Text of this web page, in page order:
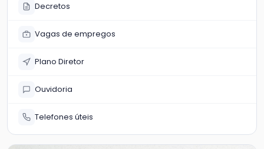
Decretos
Vagas de empregos
Plano Diretor
Ouvidoria
Telefones úteis